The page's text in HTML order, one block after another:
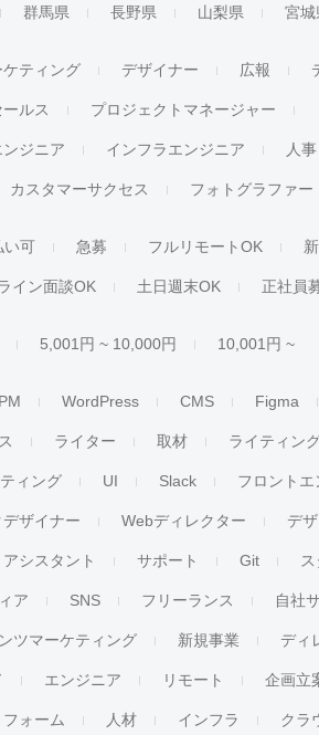
群馬県 長野県 山梨県 宮城
ケティング デザイナー 広報
ールス プロジェクトマネージャー
ジニア インフラエンジニア 人事
カスタマーサクセス フォトグラファー
い可 急募 フルリモートOK
イン面談OK 土日週末OK 正社員
5,001円 ~ 10,000円 10,001円 ~
PM WordPress CMS Figma
ライター 取材 ライティン
ィング UI Slack フロントエ
ザイナー Webディレクター デ
アシスタント サポート Git
ア SNS フリーランス 自社
ツマーケティング 新規事業 ディ
エンジニア リモート 企画立
ォーム 人材 インフラ クラ